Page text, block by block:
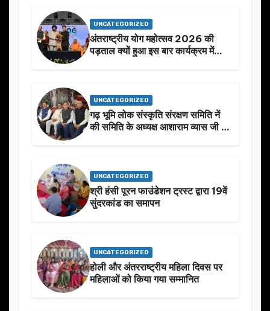
UNCATEGORIZED
अंतराष्ट्रीय योग महोत्सव 2026 की
पड़ताल क्यों हुआ इस बार कार्यक्रम में
UNCATEGORIZED
गढ़ भूमि लोक संस्कृति संरक्षण समिति नें
की समिति के अध्यक्ष आशाराम व्यास जी के
UNCATEGORIZED
श्री हंसी पूरन फाउंडेशन ट्रस्ट द्वारा 19वें
सुंदरकांड का समापन
UNCATEGORIZED
होली और अंतरराष्ट्रीय महिला दिवस पर
महिलाओं को किया गया सम्मानित